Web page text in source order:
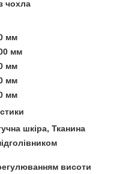
чохла
мм
мм
мм
мм
мм
шкіра, Тканина
висоти